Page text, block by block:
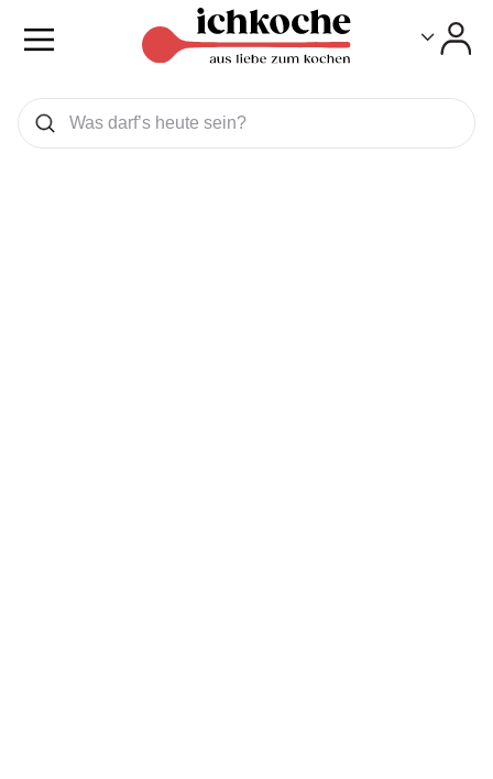
Was wollen Sie suchen
Suchen